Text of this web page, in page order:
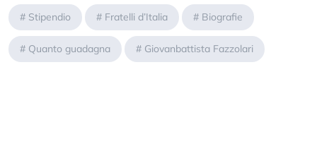
# Stipendio # Fratelli d’Italia # Biografie
# Quanto guadagna # Giovanbattista Fazzolari